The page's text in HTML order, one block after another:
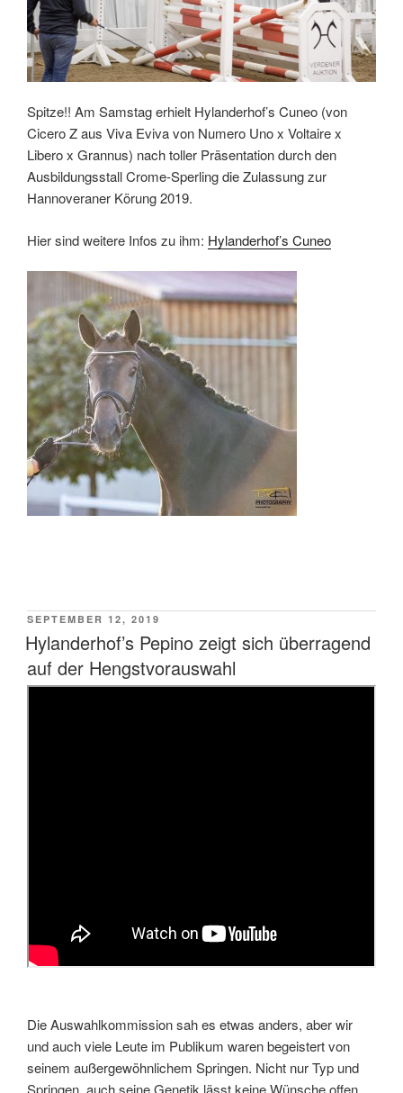
Spitze!! Am Samstag erhielt Hylanderhof’s Cuneo (von
Cicero Z aus Viva Eviva von Numero Uno x Voltaire x
Libero x Grannus) nach toller Präsentation durch den
Ausbildungsstall Crome-Sperling die Zulassung zur
Hannoveraner Körung 2019.
Hier sind weitere Infos zu ihm: Hylanderhof’s Cuneo
VERÖFFENTLICHT
AM
SEPTEMBER 12, 2019
Hylanderhof’s Pepino zeigt sich überragend
auf der Hengstvorauswahl
Die Auswahlkommission sah es etwas anders, aber wir
und auch viele Leute im Publikum waren begeistert von
seinem außergewöhnlichem Springen. Nicht nur Typ und
Springen, auch seine Genetik lässt keine Wünsche offen.